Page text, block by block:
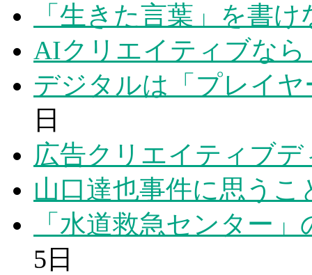
「生きた言葉」を書
AIクリエイティブな
デジタルは「プレイ
日
広告クリエイティブ
山口達也事件に思うこ
「水道救急センター
5日